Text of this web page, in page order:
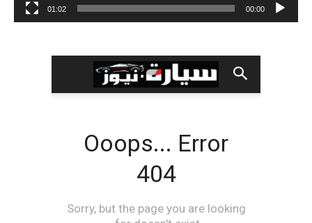
00:00
01:02